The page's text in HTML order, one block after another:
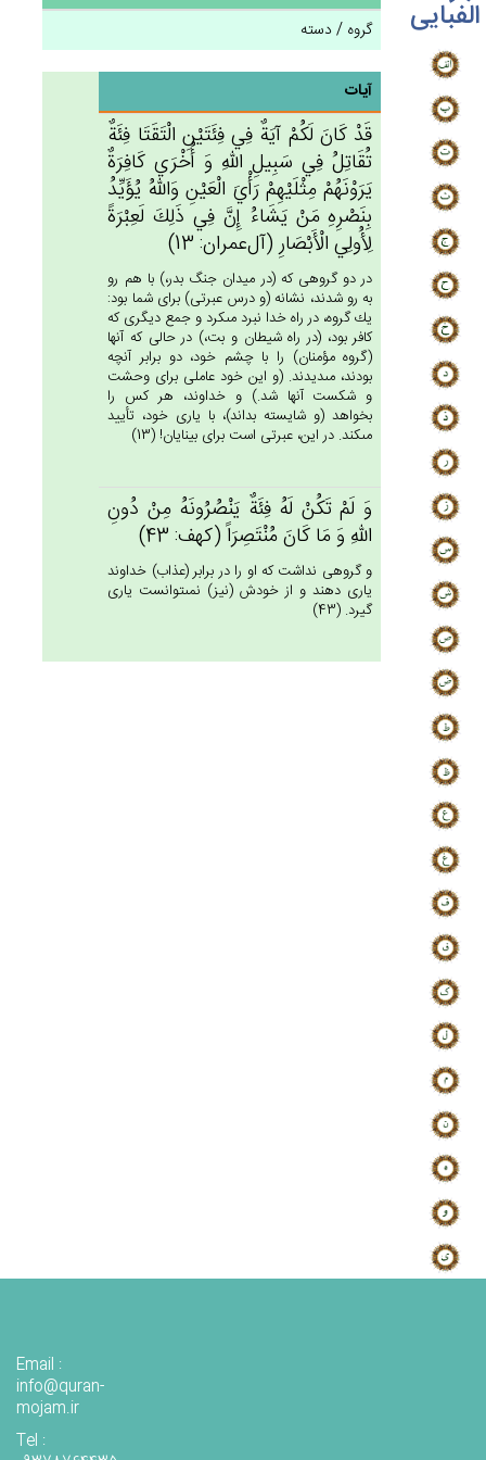
الفبایی گروه / دسته
آیات
قَدْ كَان‌َ لَكُم‌ْ آيَة‌ٌ فِي‌ فِئَتَيْن‌ِ الْتَقَتَا فِئَة‌ٌ
تُقَاتِل‌ُ فِي‌ سَبِيل‌ِ الله‌ِ وَ أُخْرَي‌ كَافِرَة‌ٌ
يَرَوْنَهُمْ‌ مِثْلَيْهِم‌ْ رَأْي‌َ الْعَيْن‌ِ وَالله‌ُ يُؤَيِّدُ
بِنَصْرِه‌ِ مَنْ‌ يَشَاءُ إِن‌َّ فِي‌ ذَلِك‌َ لَعِبْرَة‌ً
لِأُولِي‌ الْأَبْصَارِ (آل‌عمران: 13)
در دو گروهى كه (در ميدان جنگ بدر،) با هم رو
به رو شدند، نشانه (و درس عبرتى) براى شما بود:
يك گروه، در راه خدا نبرد مى‏كرد و جمع ديگرى كه
كافر بود، (در راه شيطان و بت،) در حالى كه آنها
(گروه مؤمنان) را با چشم خود، دو برابر آنچه
بودند، مى‏ديدند. (و اين خود عاملى براى وحشت
و شكست آنها شد.) و خداوند، هر كس را
بخواهد (و شايسته بداند)، با يارى خود، تأييد
مى‏كند. در اين، عبرتى است براى بينايان! (13)
وَ لَم‌ْ تَكُنْ‌ لَه‌ُ فِئَة‌ٌ يَنْصُرُونَه‌ُ مِنْ‌ دُون‌ِ
الله‌ِ وَ مَا كَان‌َ مُنْتَصِرَاً (كهف: 43)
و گروهى نداشت كه او را در برابر (عذاب) خداوند
يارى دهند و از خودش (نيز) نمى‏توانست يارى
گيرد. (43)
Email :
info@quran-
mojam.ir
Tel :